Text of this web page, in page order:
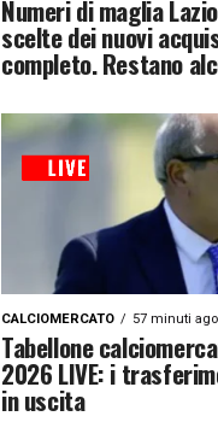
Numeri di maglia
scelte dei nuovi
completo. Restano
CALCIOMERCATO 57 minuti ago
Tabellone
2026 LIVE: i
in uscita